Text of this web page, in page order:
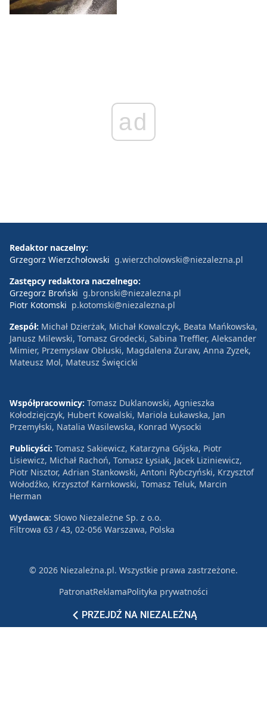
ad
PRZEJDŹ NA NIEZALEŻNĄ
Redaktor naczelny:
Grzegorz Wierzchołowski g.wierzcholowski@niezalezna.pl
Zastępcy redaktora naczelnego:
Grzegorz Broński g.bronski@niezalezna.pl
Piotr Kotomski p.kotomski@niezalezna.pl
Zespół: Michał Dzierżak, Michał Kowalczyk, Beata Mańkowska,
Janusz Milewski, Tomasz Grodecki, Sabina Treffler, Aleksander
Mimier, Przemysław Obłuski, Magdalena Żuraw, Anna Zyzek,
Mateusz Mol, Mateusz Święcicki
Współpracownicy: Tomasz Duklanowski, Agnieszka
Kołodziejczyk, Hubert Kowalski, Mariola Łukawska, Jan
Przemyłski, Natalia Wasilewska, Konrad Wysocki
Publicyści: Tomasz Sakiewicz, Katarzyna Gójska, Piotr
Lisiewicz, Michał Rachoń, Tomasz Łysiak, Jacek Liziniewicz,
Piotr Nisztor, Adrian Stankowski, Antoni Rybczyński, Krzysztof
Wołodźko, Krzysztof Karnkowski, Tomasz Teluk, Marcin
Herman
Wydawca: Słowo Niezależne Sp. z o.o.
Filtrowa 63 / 43, 02-056 Warszawa, Polska
© 2026 Niezależna.pl. Wszystkie prawa zastrzeżone.
PatronatReklamaPolityka prywatności